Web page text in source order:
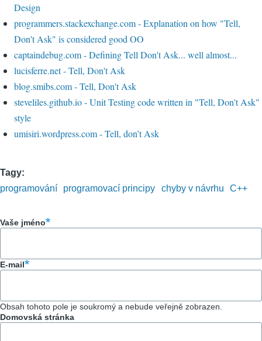
Design
programmers.stackexchange.com - Explanation on how "Tell,
Don't Ask" is considered good OO
captaindebug.com - Defining Tell Don't Ask... well almost...
lucisferre.net - Tell, Don't Ask
blog.smibs.com - Tell, Don't Ask
steveliles.github.io - Unit Testing code written in "Tell, Don't Ask"
style
umisiri.wordpress.com - Tell, don’t Ask
Tagy
programování
programovací principy chyby v návrhu C++
Vaše jméno
E-mail
Obsah tohoto pole je soukromý a nebude veřejně zobrazen.
Domovská stránka